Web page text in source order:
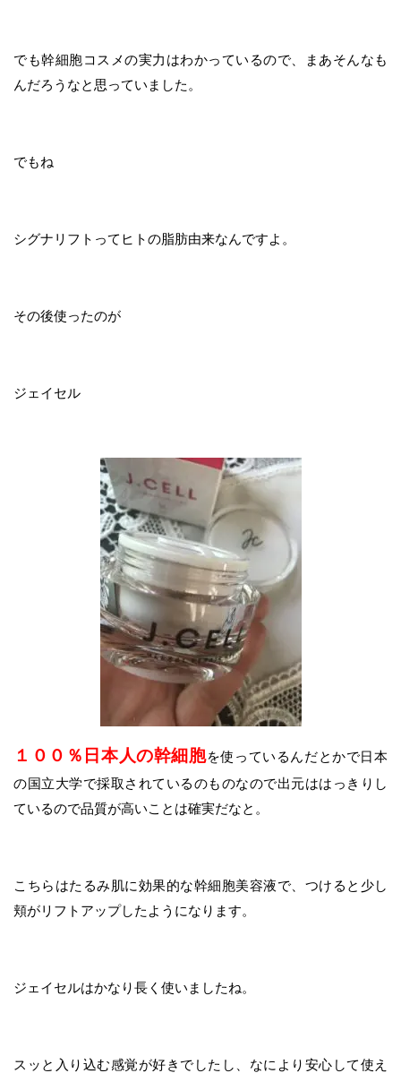
でも幹細胞コスメの実力はわかっているので、まあそんなも
んだろうなと思っていました。
でもね
シグナリフトってヒトの脂肪由来なんですよ。
その後使ったのが
ジェイセル
１００％日本人の幹細胞を使っているんだとかで日本
の国立大学で採取されているのものなので出元ははっきりし
ているので品質が高いことは確実だなと。
こちらはたるみ肌に効果的な幹細胞美容液で、つけると少し
頬がリフトアップしたようになります。
ジェイセルはかなり長く使いましたね。
スッと入り込む感覚が好きでしたし、なにより安心して使え